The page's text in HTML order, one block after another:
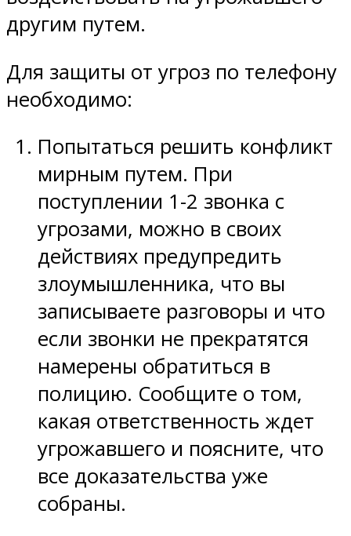
другим путем.
Для защиты от угроз по телефону
необходимо:
Попытаться решить конфликт
мирным путем. При
поступлении 1-2 звонка с
угрозами, можно в своих
действиях предупредить
злоумышленника, что вы
записываете разговоры и что
если звонки не прекратятся
намерены обратиться в
полицию. Сообщите о том,
какая ответственность ждет
угрожавшего и поясните, что
все доказательства уже
собраны.